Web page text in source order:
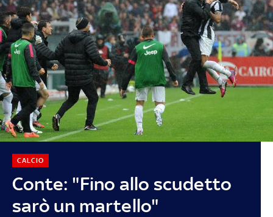
Conte: "Fino allo scudetto
sarò un martello"
CALCIO